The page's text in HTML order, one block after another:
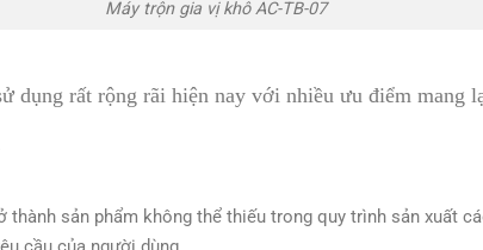
Máy trộn gia vị khô AC-TB-07
dụng rất rộng rãi hiện nay với nhiều ưu điểm
sản phẩm không thể thiếu trong quy trình sản xuất